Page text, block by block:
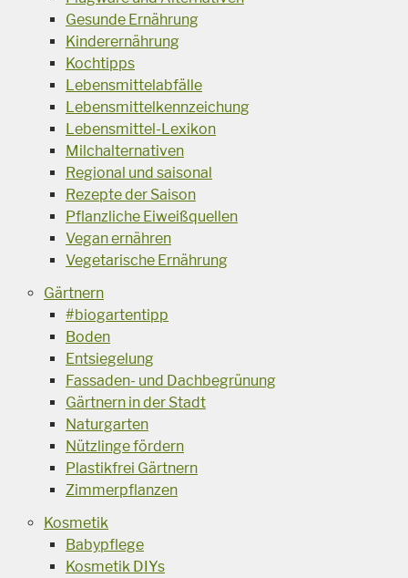
Gesunde Ernährung
Kinderernährung
Kochtipps
Lebensmittelabfälle
Lebensmittelkennzeichung
Lebensmittel-Lexikon
Milchalternativen
Regional und saisonal
Rezepte der Saison
Pflanzliche Eiweißquellen
Vegan ernähren
Vegetarische Ernährung
Gärtnern
#biogartentipp
Boden
Entsiegelung
Fassaden- und Dachbegrünung
Gärtnern in der Stadt
Naturgarten
Nützlinge fördern
Plastikfrei Gärtnern
Zimmerpflanzen
Kosmetik
Babypflege
Kosmetik DIYs